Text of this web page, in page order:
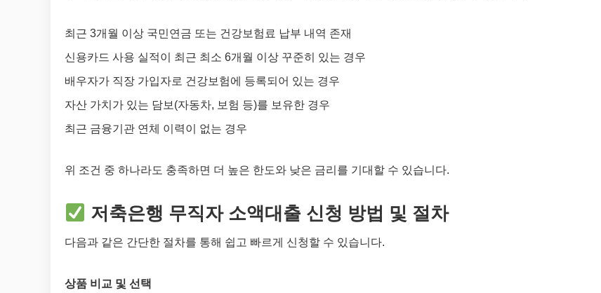
최근 3개월 이상 국민연금 또는 건강보험료 납부 내역 존재
신용카드 사용 실적이 최근 최소 6개월 이상 꾸준히 있는 경우
배우자가 직장 가입자로 건강보험에 등록되어 있는 경우
자산 가치가 있는 담보(자동차, 보험 등)를 보유한 경우
최근 금융기관 연체 이력이 없는 경우
위 조건 중 하나라도 충족하면 더 높은 한도와 낮은 금리를 기대할 수 있습니다.
저축은행 무직자 소액대출 신청 방법 및 절차
다음과 같은 간단한 절차를 통해 쉽고 빠르게 신청할 수 있습니다.
상품 비교 및 선택